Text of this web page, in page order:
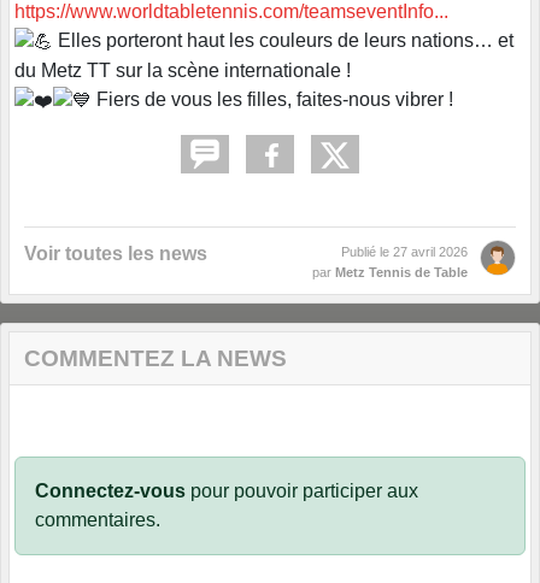
https://www.worldtabletennis.com/teamseventInfo...
Elles porteront haut les couleurs de leurs nations… et
du Metz TT sur la scène internationale !
Fiers de vous les filles, faites-nous vibrer !
Voir toutes les news Publié le 27 avril 2026
par Metz Tennis de Table
COMMENTEZ LA NEWS
Connectez-vous pour pouvoir participer aux
commentaires.